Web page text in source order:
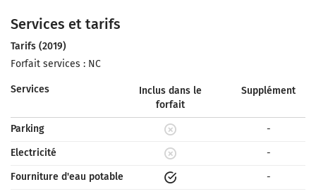
Services et tarifs
Tarifs (2019)
Forfait services : NC
Services
Inclus dans le
forfait
Supplément
Parking
-
Electricité
-
Fourniture d'eau potable
-